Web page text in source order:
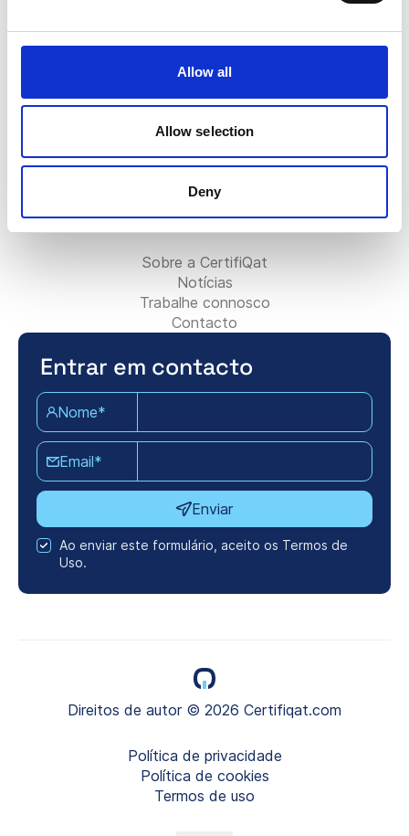
Allow all
Allow selection
Deny
O crachá Certifiqat
Fatura/Faturação
Contactar a equipa de suporte
Para parceiros:
Torne-se Parceiro de Consultoria
Adicione a sua empresa de consultoria
Contacte a equipa de parceiros
Sobre Certifiqat:
Sobre a CertifiQat
Notícias
Trabalhe connosco
Contacto
Entrar em contacto
Nome*
Email*
Enviar
Ao enviar este formulário, aceito os Termos de
Uso.
Direitos de autor © 2026 Certifiqat.com
Política de privacidade
Política de cookies
Termos de uso